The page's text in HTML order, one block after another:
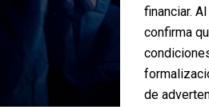
financiar.
confirma
de